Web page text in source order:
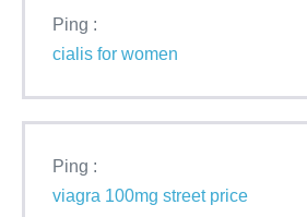
Ping :
cialis for women
Ping :
viagra 100mg street price